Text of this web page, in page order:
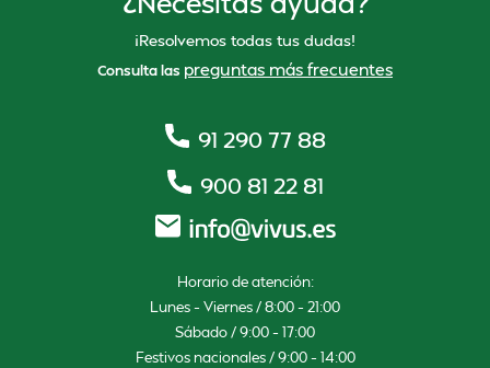
¡Resolvemos todas tus dudas!
Consulta las preguntas más frecuentes
91 290 77 88
900 81 22 81
Horario de atención:
Lunes – Viernes / 8:00 – 21:00
Sábado / 9:00 – 17:00
Festivos nacionales / 9:00 – 14:00